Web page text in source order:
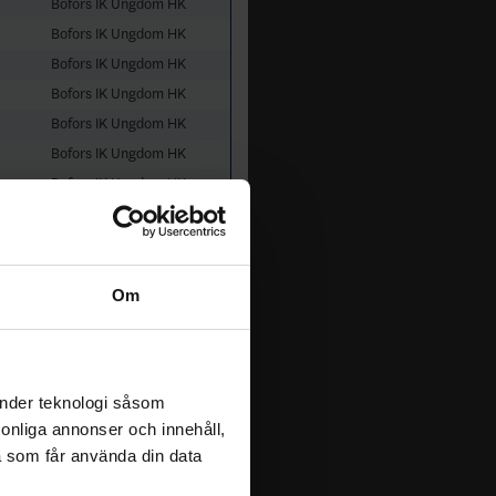
Om
teknologi såsom
annonser och innehåll,
får använda din data
Bofors IK Ungdom HK
Bofors IK Ungdom HK
Bofors IK Ungdom HK
Bofors IK Ungdom HK
Bofors IK Ungdom HK
Bofors IK Ungdom HK
Bofors IK Ungdom HK
Bofors IK Ungdom HK
Bofors IK Ungdom HK